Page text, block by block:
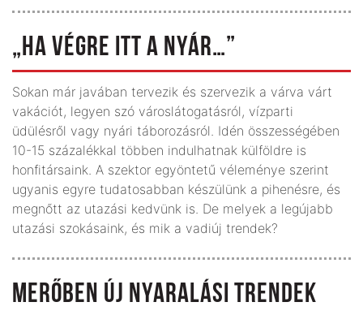
„HA VÉGRE ITT A NYÁR…”
Sokan már javában tervezik és szervezik a várva várt
vakációt, legyen szó városlátogatásról, vízparti
üdülésről vagy nyári táborozásról. Idén összességében
10-15 százalékkal többen indulhatnak külföldre is
honfitársaink. A szektor egyöntetű véleménye szerint
ugyanis egyre tudatosabban készülünk a pihenésre, és
megnőtt az utazási kedvünk is. De melyek a legújabb
utazási szokásaink, és mik a vadiúj trendek?
MERŐBEN ÚJ NYARALÁSI TRENDEK